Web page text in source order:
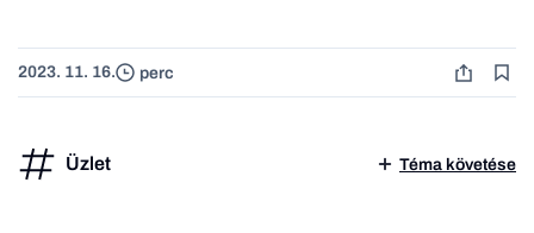
2023. 11. 16. perc
Üzlet Téma követése